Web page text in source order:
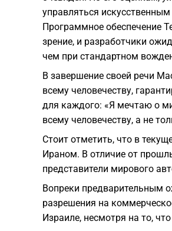
управляться
Программное обеспечение
зрение, и разработчики
чем при стандартном
В завершение своей речи
всему человечеству,
для каждого: «Я мечтаю о
всему человечеству, а не
Стоит отметить, что в
Ираном. В отличие от
представители мирового
Вопреки предварительным
разрешения на
Израиле, несмотря на то,